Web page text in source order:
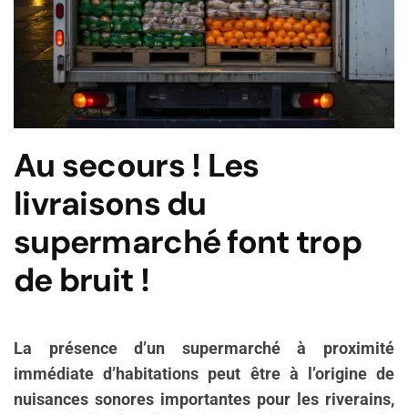
Au secours ! Les
livraisons du
supermarché font trop
de bruit !
La présence d’un supermarché à proximité
immédiate d’habitations peut être à l’origine de
nuisances sonores importantes pour les riverains,